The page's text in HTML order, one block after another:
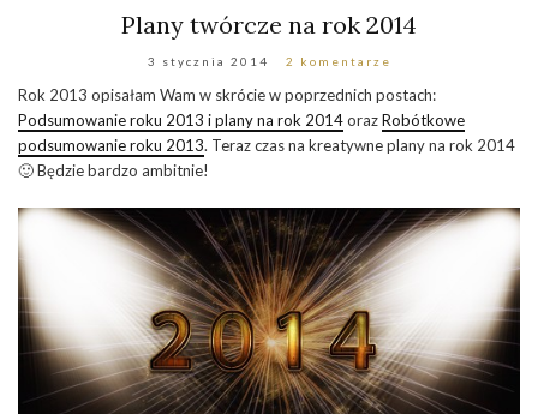
Plany twórcze na rok 2014
3 stycznia 2014 2 komentarze
Rok 2013 opisałam Wam w skrócie w poprzednich postach:
Podsumowanie roku 2013 i plany na rok 2014orazRobótkowe
podsumowanie roku 2013. Teraz czas na kreatywne plany na rok 2014
🙂 Będzie bardzo ambitnie!